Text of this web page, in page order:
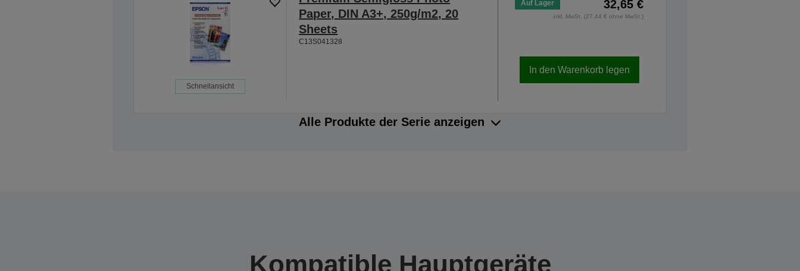
Schnellansicht
Paper, DIN A3+, 250g/m2, 20
Sheets
C13S041328
Auf Lager 32,65 €
inkl. MwSt. (27,44 € ohne MwSt.)
In den Warenkorb legen
Alle Produkte der Serie anzeigen
Kompatible Hauptgeräte